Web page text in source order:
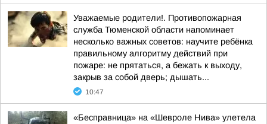
Уважаемые родители!. Противопожарная
служба Тюменской области напоминает
несколько важных советов: научите ребёнка
правильному алгоритму действий при
пожаре: не прятаться, а бежать к выходу,
закрыв за собой дверь; дышать...
10:47
«Бесправница» на «Шевроле Нива» улетела